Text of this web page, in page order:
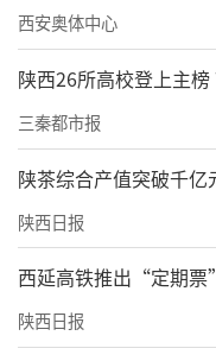
西安奥体中心
陕西26所高校登上主
三秦都市报
陕茶综合产值突破千亿
陕西日报
西延高铁推出“定期
陕西日报